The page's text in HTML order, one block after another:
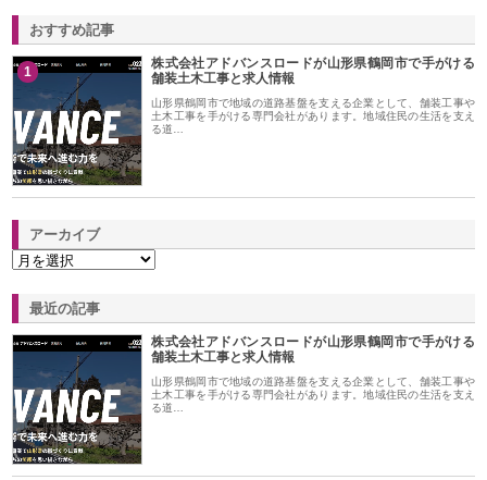
おすすめ記事
1
株式会社アドバンスロードが山形県鶴岡市で手がける
舗装土木工事と求人情報
山形県鶴岡市で地域の道路基盤を支える企業として、舗装工事や
土木工事を手がける専門会社があります。地域住民の生活を支え
る道…
アーカイブ
最近の記事
株式会社アドバンスロードが山形県鶴岡市で手がける
舗装土木工事と求人情報
山形県鶴岡市で地域の道路基盤を支える企業として、舗装工事や
土木工事を手がける専門会社があります。地域住民の生活を支え
る道…